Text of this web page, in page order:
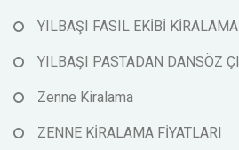
YILBAŞI FASIL EKİBİ KİRALAMA
YILBAŞI PASTADAN DANSÖZ
Zenne Kiralama
ZENNE KİRALAMA FİYATLARI